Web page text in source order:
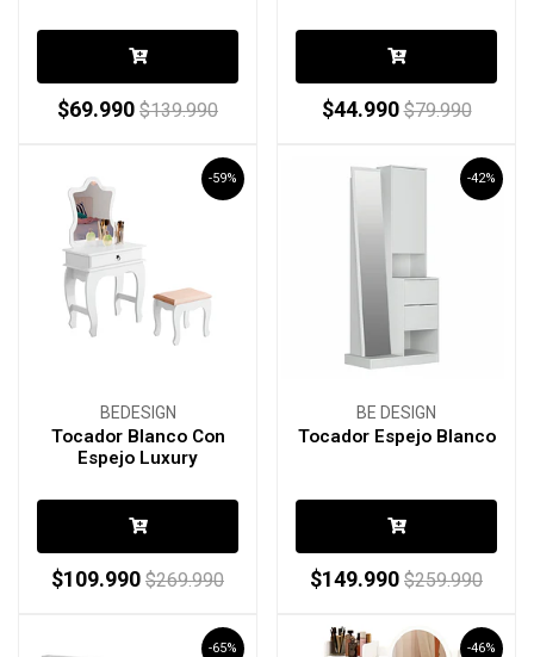
$69.990 $139.990 $44.990 $79.990
-59%
BEDESIGN
Tocador Blanco Con
Espejo Luxury
$109.990 $269.990
-42%
BE DESIGN
Tocador Espejo Blanco
$149.990 $259.990
-65% -46%